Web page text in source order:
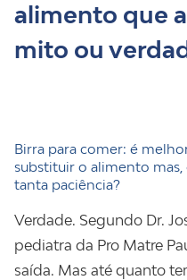
alimento que
mito ou
Birra para comer: é
substituir o alimento
tanta paciência?
Verdade. Segundo Dr.
pediatra da Pro Matre
saída. Mas até quanto